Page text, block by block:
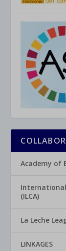
Academy of
(ILCA)
La Leche
LINKAGES